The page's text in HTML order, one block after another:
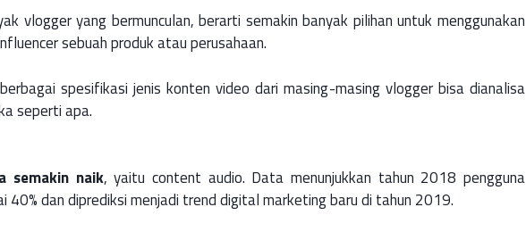
vlogger yang bermunculan, berarti semakin banyak pilihan untuk menggunakan
sebuah produk atau perusahaan.
spesifikasi jenis konten video dari masing-masing vlogger bisa dianalisa
seperti apa.
semakin naik, yaitu content audio. Data menunjukkan tahun 2018 pengguna
40% dan diprediksi menjadi trend digital marketing baru di tahun 2019.